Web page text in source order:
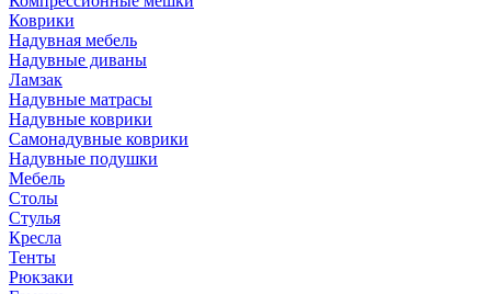
Коврики
Надувная мебель
Надувные диваны
Ламзак
Надувные матрасы
Надувные коврики
Самонадувные коврики
Надувные подушки
Мебель
Столы
Стулья
Кресла
Тенты
Рюкзаки